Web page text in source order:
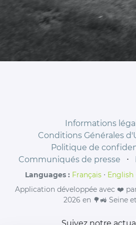
Informations
Conditions Générales
Politique de
Communiqués de presse
⋅
Languages : Français ⋅ English
Application développée avec ❤️
2026 en 🌳🚜 Seine